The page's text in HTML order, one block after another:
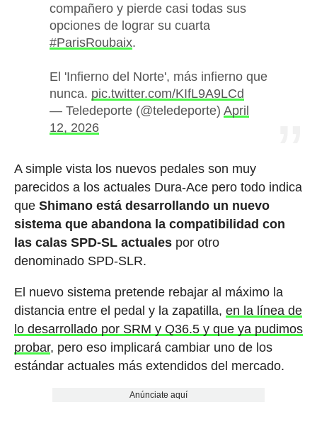
compañero y pierde casi todas sus
opciones de lograr su cuarta
#ParisRoubaix.
El 'Infierno del Norte', más infierno que
nunca. pic.twitter.com/KIfL9A9LCd
— Teledeporte (@teledeporte) April
12, 2026
A simple vista los nuevos pedales son muy
parecidos a los actuales Dura-Ace pero todo indica
que Shimano está desarrollando un nuevo
sistema que abandona la compatibilidad con
las calas SPD-SL actualespor otro
denominado SPD-SLR.
El nuevo sistema pretende rebajar al máximo la
distancia entre el pedal y la zapatilla, en la línea de
lo desarrollado por SRM y Q36.5 y que ya pudimos
probar, pero eso implicará cambiar uno de los
estándar actuales más extendidos del mercado.
Anúnciate aquí